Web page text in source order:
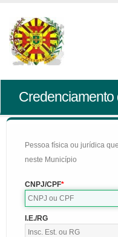
Credenciamento
Pessoa física ou jurídica
neste Município
CNPJ/CPF
I.E./RG